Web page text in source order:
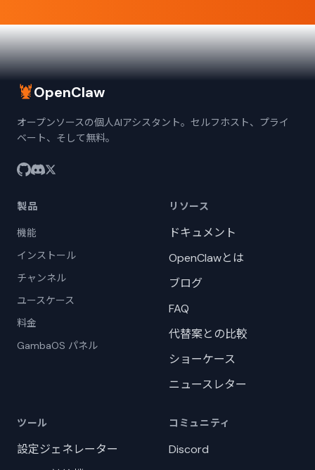
🦞OpenClaw
オープンソースの個人AIアシスタント。セルフホスト、プライ
ベート、そして無料。
製品
機能
インストール
チャンネル
ユースケース
料金
GambaOS パネル
リソース
ドキュメント
OpenClawとは
ブログ
FAQ
代替案との比較
ショーケース
ニュースレター
ツール
設定ジェネレーター
コミュニティ
Discord